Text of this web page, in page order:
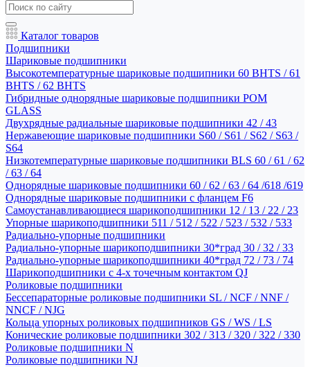
Каталог товаров
Подшипники
Шариковые подшипники
Высокотемпературные шариковые подшипники 60 BHTS / 61
BHTS / 62 BHTS
Гибридные однорядные шариковые подшипники POM
GLASS
Двухрядные радиальные шариковые подшипники 42 / 43
Нержавеющие шариковые подшипники S60 / S61 / S62 / S63 /
S64
Низкотемпературные шариковые подшипники BLS 60 / 61 / 62
/ 63 / 64
Однорядные шариковые подшипники 60 / 62 / 63 / 64 /618 /619
Однорядные шариковые подшипники с фланцем F6
Самоустанавливающиеся шарикоподшипники 12 / 13 / 22 / 23
Упорные шарикоподшипники 511 / 512 / 522 / 523 / 532 / 533
Радиально-упорные подшипники
Радиально-упорные шарикоподшипники 30*град 30 / 32 / 33
Радиально-упорные шарикоподшипники 40*град 72 / 73 / 74
Шарикоподшипники с 4-х точечным контактом QJ
Роликовые подшипники
Бессепараторные роликовые подшипники SL / NCF / NNF /
NNCF / NJG
Кольца упорных роликовых подшипников GS / WS / LS
Конические роликовые подшипники 302 / 313 / 320 / 322 / 330
Роликовые подшипники N
Роликовые подшипники NJ